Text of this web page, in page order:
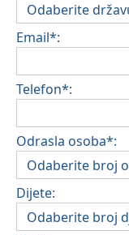
Email*:
Telefon*:
Odrasla osoba*:
Dijete: